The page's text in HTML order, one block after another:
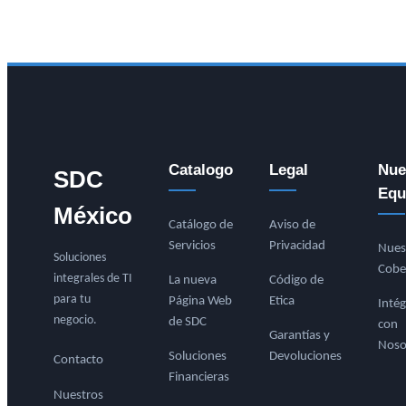
SDC
México
Soluciones
integrales de TI
para tu
negocio.
Contacto
Nuestros
Catalogo
Catálogo de
Servicios
La nueva
Página Web
de SDC
Soluciones
Financieras
Legal
Aviso de
Privacidad
Código de
Etica
Garantías y
Devoluciones
con